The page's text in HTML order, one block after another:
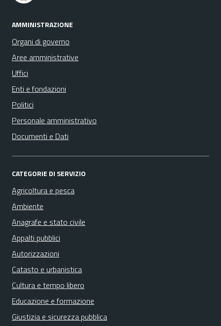
AMMINISTRAZIONE
Organi di governo
Aree amministrative
Uffici
Enti e fondazioni
Politici
Personale amministrativo
Documenti e Dati
CATEGORIE DI SERVIZIO
Agricoltura e pesca
Ambiente
Anagrafe e stato civile
Appalti pubblici
Autorizzazioni
Catasto e urbanistica
Cultura e tempo libero
Educazione e formazione
Giustizia e sicurezza pubblica